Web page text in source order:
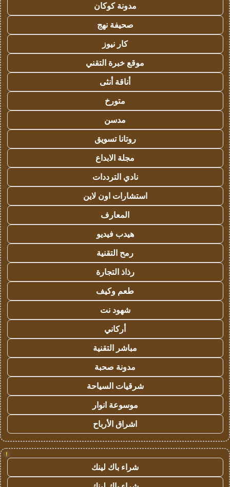
مدونة كوكان
صحيفة نهج
كار نيوز
موقع خبرة التقني
أناقة أنثى
متورخ
مدسن
روتانا تسويق
مجلة الابداع
نادي الترددات
استشارات اون لاين
المعارف
هيدب فيديو
رمح التقنية
رذاذ التجارة
طعم وكيف
شهود نت
أركاني
مباشر التقنية
مدونة صحبة
شرقيات السياحة
موسوعة انوار
اشراق الأرباح
!
شراء باك لينك